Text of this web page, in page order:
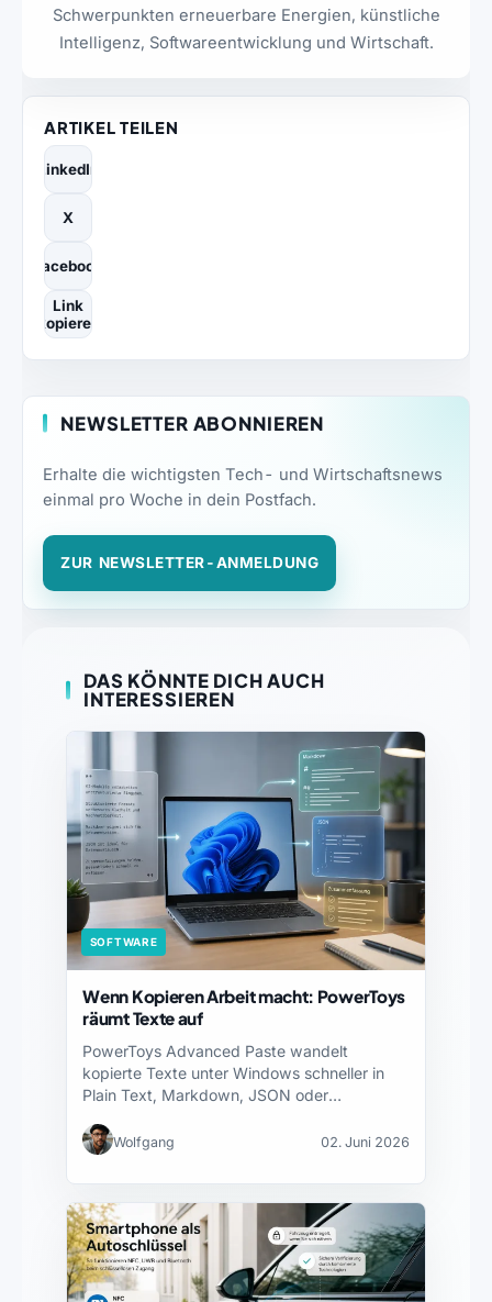
Schwerpunkten erneuerbare Energien, künstliche
Intelligenz, Softwareentwicklung und Wirtschaft.
ARTIKEL TEILEN
LinkedIn
X
Facebook
Link
kopieren
NEWSLETTER ABONNIEREN
Erhalte die wichtigsten Tech- und Wirtschaftsnews
einmal pro Woche in dein Postfach.
ZUR NEWSLETTER-ANMELDUNG
DAS KÖNNTE DICH AUCH
INTERESSIEREN
SOFTWARE
Wenn Kopieren Arbeit macht: PowerToys
räumt Texte auf
PowerToys Advanced Paste wandelt
kopierte Texte unter Windows schneller in
Plain Text, Markdown, JSON oder
Wolfgang 02. Juni 2026